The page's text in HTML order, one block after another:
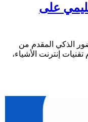
على
الذكي المقدم من
إنترنت الأشياء،